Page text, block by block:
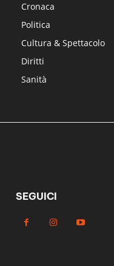
Cronaca
Politica
Cultura & Spettacolo
Diritti
Sanità
SEGUICI